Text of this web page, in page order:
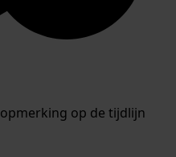
op de tijdlijn